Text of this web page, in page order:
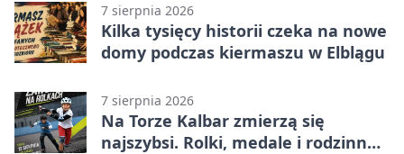
7 sierpnia 2026
Kilka tysięcy historii czeka na nowe
domy podczas kiermaszu w Elblągu
7 sierpnia 2026
Na Torze Kalbar zmierzą się
najszybsi. Rolki, medale i rodzinna